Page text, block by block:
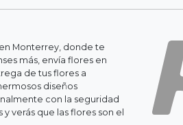
Monterrey, donde te
más, envía flores en
de tus flores a
diseños
con la seguridad
verás que las flores son el